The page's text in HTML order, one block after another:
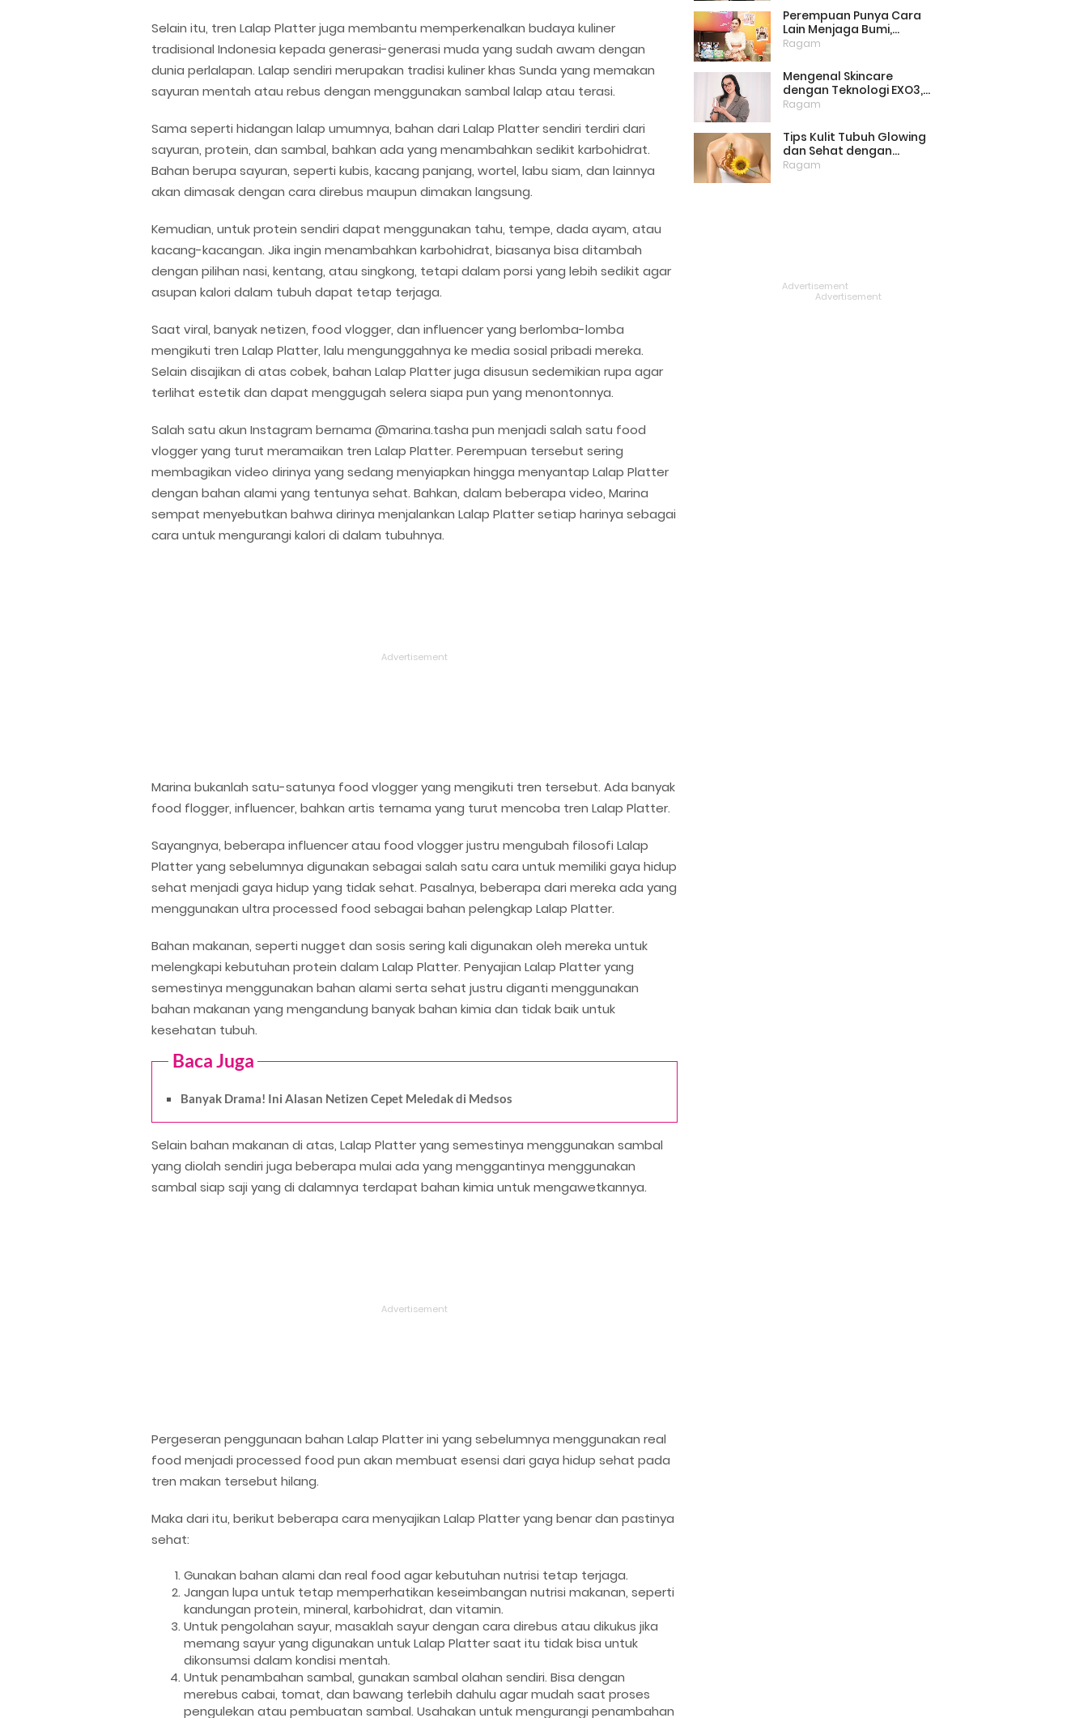
Selain itu, tren Lalap Platter juga membantu memperkenalkan budaya kuliner
tradisional Indonesia kepada generasi-generasi muda yang sudah awam dengan
dunia perlalapan. Lalap sendiri merupakan tradisi kuliner khas Sunda yang memakan
sayuran mentah atau rebus dengan menggunakan sambal lalap atau terasi.
Sama seperti hidangan lalap umumnya, bahan dari Lalap Platter sendiri terdiri dari
sayuran, protein, dan sambal, bahkan ada yang menambahkan sedikit karbohidrat.
Bahan berupa sayuran, seperti kubis, kacang panjang, wortel, labu siam, dan lainnya
akan dimasak dengan cara direbus maupun dimakan langsung.
Kemudian, untuk protein sendiri dapat menggunakan tahu, tempe, dada ayam, atau
kacang-kacangan. Jika ingin menambahkan karbohidrat, biasanya bisa ditambah
dengan pilihan nasi, kentang, atau singkong, tetapi dalam porsi yang lebih sedikit agar
asupan kalori dalam tubuh dapat tetap terjaga.
Saat viral, banyak netizen, food vlogger, dan influencer yang berlomba-lomba
mengikuti tren Lalap Platter, lalu mengunggahnya ke media sosial pribadi mereka.
Selain disajikan di atas cobek, bahan Lalap Platter juga disusun sedemikian rupa agar
terlihat estetik dan dapat menggugah selera siapa pun yang menontonnya.
Salah satu akun Instagram bernama @marina.tasha pun menjadi salah satu food
vlogger yang turut meramaikan tren Lalap Platter. Perempuan tersebut sering
membagikan video dirinya yang sedang menyiapkan hingga menyantap Lalap Platter
dengan bahan alami yang tentunya sehat. Bahkan, dalam beberapa video, Marina
sempat menyebutkan bahwa dirinya menjalankan Lalap Platter setiap harinya sebagai
cara untuk mengurangi kalori di dalam tubuhnya.
Marina bukanlah satu-satunya food vlogger yang mengikuti tren tersebut. Ada banyak
food flogger, influencer, bahkan artis ternama yang turut mencoba tren Lalap Platter.
Sayangnya, beberapa influencer atau food vlogger justru mengubah filosofi Lalap
Platter yang sebelumnya digunakan sebagai salah satu cara untuk memiliki gaya hidup
sehat menjadi gaya hidup yang tidak sehat. Pasalnya, beberapa dari mereka ada yang
menggunakan ultra processed food sebagai bahan pelengkap Lalap Platter.
Bahan makanan, seperti nugget dan sosis sering kali digunakan oleh mereka untuk
melengkapi kebutuhan protein dalam Lalap Platter. Penyajian Lalap Platter yang
semestinya menggunakan bahan alami serta sehat justru diganti menggunakan
bahan makanan yang mengandung banyak bahan kimia dan tidak baik untuk
kesehatan tubuh.
Baca Juga
Banyak Drama! Ini Alasan Netizen Cepet Meledak di Medsos
Selain bahan makanan di atas, Lalap Platter yang semestinya menggunakan sambal
yang diolah sendiri juga beberapa mulai ada yang menggantinya menggunakan
sambal siap saji yang di dalamnya terdapat bahan kimia untuk mengawetkannya.
Pergeseran penggunaan bahan Lalap Platter ini yang sebelumnya menggunakan real
food menjadi processed food pun akan membuat esensi dari gaya hidup sehat pada
tren makan tersebut hilang.
Maka dari itu, berikut beberapa cara menyajikan Lalap Platter yang benar dan pastinya
sehat:
Gunakan bahan alami dan real food agar kebutuhan nutrisi tetap terjaga.
Jangan lupa untuk tetap memperhatikan keseimbangan nutrisi makanan, seperti
kandungan protein, mineral, karbohidrat, dan vitamin.
Untuk pengolahan sayur, masaklah sayur dengan cara direbus atau dikukus jika
memang sayur yang digunakan untuk Lalap Platter saat itu tidak bisa untuk
dikonsumsi dalam kondisi mentah.
Untuk penambahan sambal, gunakan sambal olahan sendiri. Bisa dengan
merebus cabai, tomat, dan bawang terlebih dahulu agar mudah saat proses
pengulekan atau pembuatan sambal. Usahakan untuk mengurangi penambahan
Perempuan Punya Cara
Lain Menjaga Bumi,
Dimulai dari Memilih
Lingkungan
Ragam
Mengenal Skincare
dengan Teknologi EXO3,
Inovasi yang Mulai Dilirik
Rumah
Ragam
Tips Kulit Tubuh Glowing
dan Sehat dengan
Menjaga Lipid Barrier
Ragam